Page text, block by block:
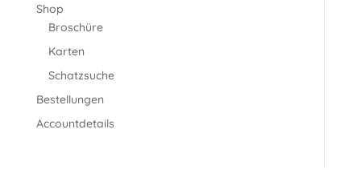
Shop
Broschüre
Karten
Schatzsuche
Bestellungen
Accountdetails